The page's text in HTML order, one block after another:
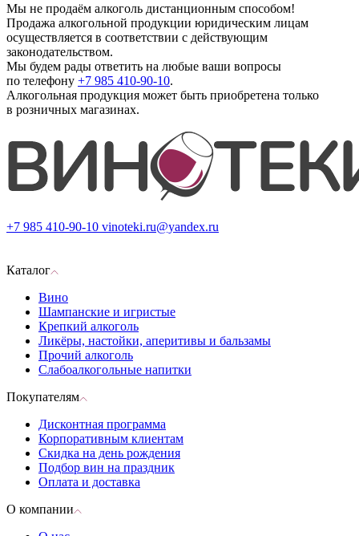
Мы не продаём алкоголь дистанционным способом!
Продажа алкогольной продукции юридическим лицам
осуществляется в соответствии с действующим
законодательством.
Мы будем рады ответить на любые ваши вопросы
по телефону +7 985 410-90-10.
Алкогольная продукция может быть приобретена только
в розничных магазинах.
+7 985 410-90-10 vinoteki.ru@yandex.ru
Каталог
Вино
Шампанские и игристые
Крепкий алкоголь
Ликёры, настойки, аперитивы и бальзамы
Прочий алкоголь
Слабоалкогольные напитки
Покупателям
Дисконтная программа
Корпоративным клиентам
Скидка на день рождения
Подбор вин на праздник
Оплата и доставка
О компании